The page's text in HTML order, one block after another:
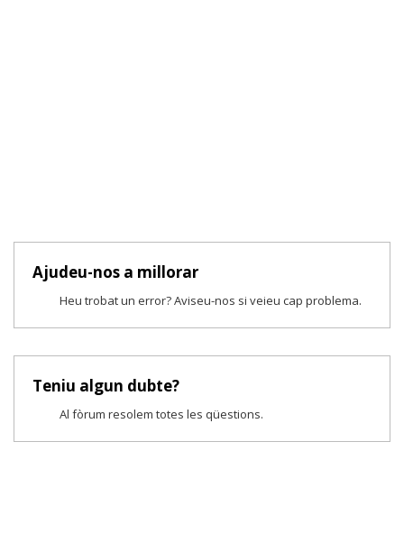
Ajudeu-nos a millorar
Heu trobat un error? Aviseu-nos si veieu cap problema.
Teniu algun dubte?
Al fòrum resolem totes les qüestions.